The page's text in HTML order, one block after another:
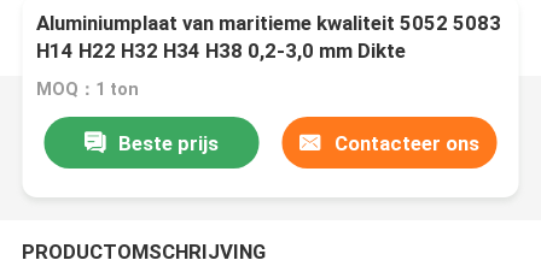
Aluminiumplaat van maritieme kwaliteit 5052 5083
H14 H22 H32 H34 H38 0,2-3,0 mm Dikte
MOQ：1 ton
Beste prijs Contacteer ons
PRODUCTOMSCHRIJVING